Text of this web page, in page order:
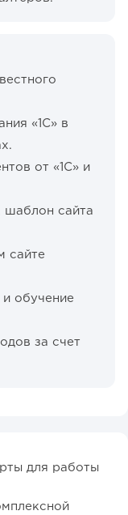
«1С» в
от «1С» и
шаблон сайта
сайте
и обучение
за счет
для работы